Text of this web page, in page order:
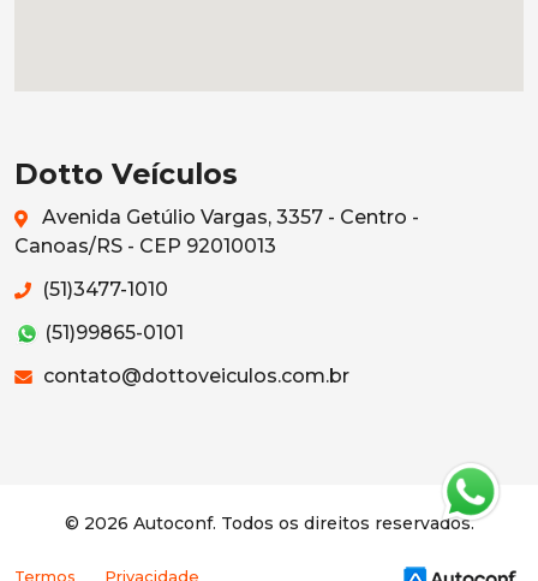
Dotto Veículos
Avenida Getúlio Vargas, 3357 - Centro -
Canoas/RS - CEP 92010013
(51)3477-1010
(51)99865-0101
contato@dottoveiculos.com.br
© 2026 Autoconf. Todos os direitos reservados.
Termos Privacidade